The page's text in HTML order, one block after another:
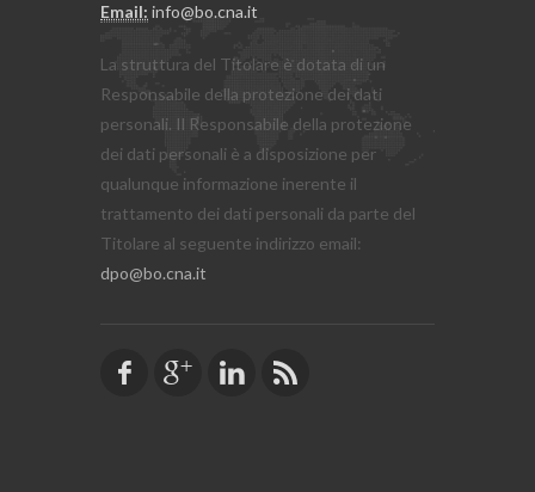
Email: info@bo.cna.it
La struttura del Titolare è dotata di un
Responsabile della protezione dei dati
personali. Il Responsabile della protezione
dei dati personali è a disposizione per
qualunque informazione inerente il
trattamento dei dati personali da parte del
Titolare al seguente indirizzo email:
dpo@bo.cna.it